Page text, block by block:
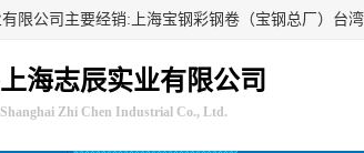
上海志辰实业有限公司
Shanghai Zhi Chen Industrial Co., Ltd.